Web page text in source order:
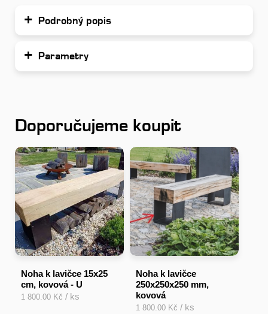
Podrobný popis
Parametry
Doporučujeme koupit
Noha k lavičce 15x25
cm, kovová - U
1 800.00 Kč / ks
Noha k lavičce
250x250x250 mm,
kovová
1 800.00 Kč / ks